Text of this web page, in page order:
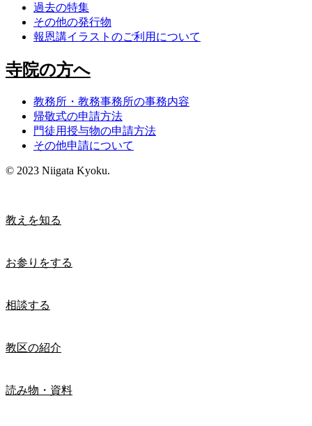
過去の特集
その他の発行物
報恩講イラストのご利用について
寺院の方へ
教務所・教務事務所の事務内容
帰敬式の申請方法
門徒用授与物の申請方法
その他申請について
© 2023 Niigata Kyoku.
教えを知る
お参りをする
相談する
教区の紹介
読み物・資料